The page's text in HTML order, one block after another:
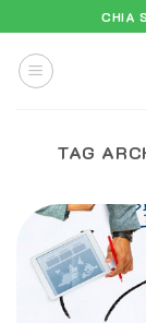
to
content
CHIA
TAG